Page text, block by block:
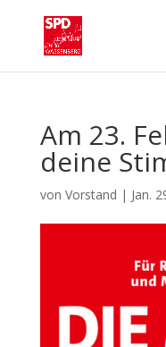
Am 23.
deine
von Vorstand | Jan.